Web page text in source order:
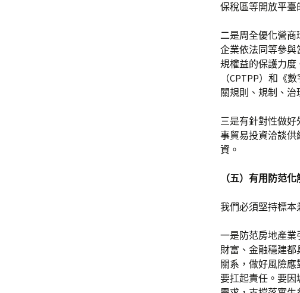
保稅區等開放平臺
二是周全優化營
企業依法同等參與
規權益的保護力度
（CPTPP）和《
關規則、規制、治
三是有針對性做
事貿易投資洽談供
資。
（五）有用防范
我們必須堅持標
一是防范房地產
財富、金融穩建
關系，做好風險應
要扛起責任。要